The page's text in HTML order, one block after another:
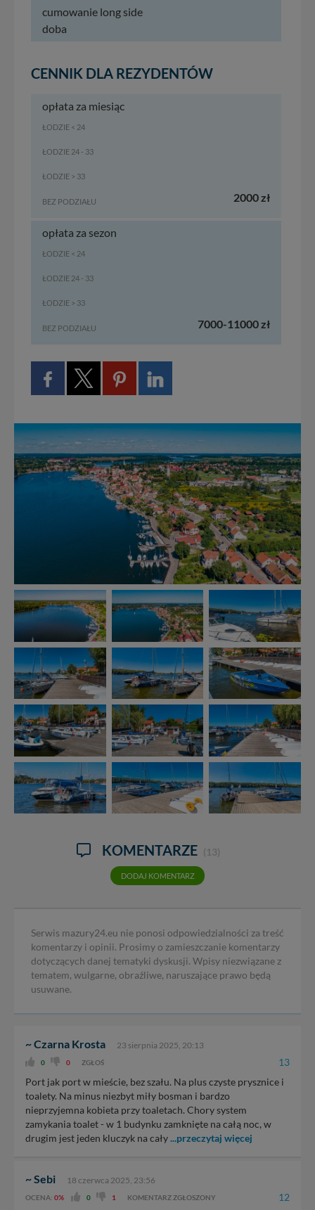
cumowanie long side
doba
CENNIK DLA REZYDENTÓW
opłata za miesiąc
ŁODZIE < 24
ŁODZIE 24 - 33
ŁODZIE > 33
BEZ PODZIAŁU 2000 zł
opłata za sezon
ŁODZIE < 24
ŁODZIE 24 - 33
ŁODZIE > 33
BEZ PODZIAŁU 7000-11000 zł
KOMENTARZE (13)
DODAJ KOMENTARZ
Serwis mazury24.eu nie ponosi odpowiedzialności za treść
komentarzy i opinii. Prosimy o zamieszczanie komentarzy
dotyczących danej tematyki dyskusji. Wpisy niezwiązane z
tematem, wulgarne, obraźliwe, naruszające prawo będą
usuwane.
~ Czarna Krosta 23 sierpnia 2025, 20:13
0 0 ZGŁOŚ 13
Port jak port w mieście, bez szału. Na plus czyste prysznice i
toalety. Na minus niezbyt miły bosman i bardzo
nieprzyjemna kobieta przy toaletach. Chory system
zamykania toalet - w 1 budynku zamknięte na całą noc, w
drugim jest jeden kluczyk na cały...przeczytaj więcej
~ Sebi 18 czerwca 2025, 23:56
OCENA: 0% 0 1 KOMENTARZ ZGŁOSZONY 12